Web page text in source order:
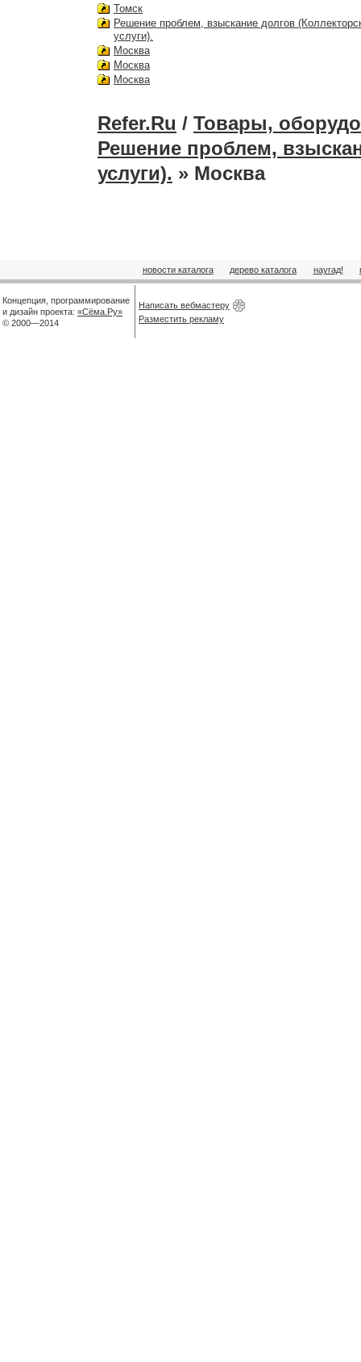
Томск
Решение проблем, взыскание долгов
услуги).
Москва
Москва
Москва
Refer.Ru / Товары,
Решение проблем,
услуги). » Москва
новости каталога дерево каталога наугад!
Концепция, программирование
и дизайн проекта: «Сёма.Ру»
© 2000—2014
Написать вебмастеру
Разместить рекламу